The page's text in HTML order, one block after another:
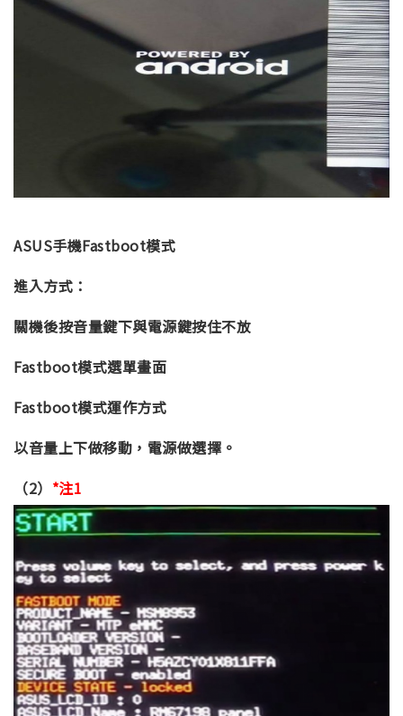
ASUS手機Fastboot模式
進入方式：
關機後按音量鍵下與電源鍵按住不放
Fastboot模式選單畫面
Fastboot模式運作方式
以音量上下做移動，電源做選擇。
（2） *注1